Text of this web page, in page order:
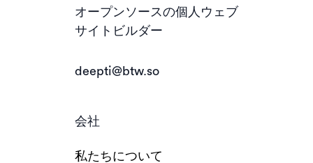
オープンソースの個人ウェブ
サイトビルダー
deepti@btw.so
会社
私たちについて